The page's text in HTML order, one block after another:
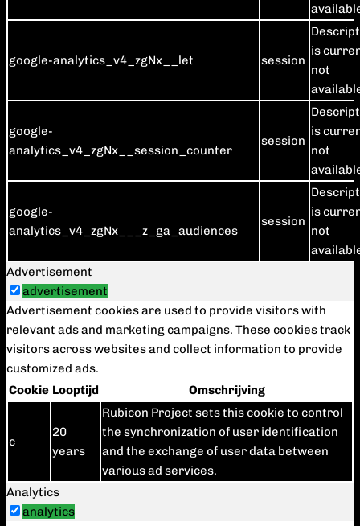
google-analytics_v4_zgNx__let session
is
not
google-
analytics_v4_zgNx__session_counter
session
is
not
google-
analytics_v4_zgNx___z_ga_audiences
session
is
not
Advertisement
advertisement
Advertisement cookies are used to provide visitors with
relevant ads and marketing campaigns. These cookies track
visitors across websites and collect information to provide
customized ads.
Cookie Looptijd Omschrijving
c
20
years
Rubicon Project sets this cookie to control
the synchronization of user identification
and the exchange of user data between
various ad services.
Analytics
analytics